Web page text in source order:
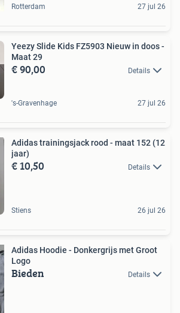
Rotterdam 27 jul 26
Yeezy Slide Kids FZ5903 Nieuw in doos -
Maat 29
€ 90,00 Details
's-Gravenhage 27 jul 26
Adidas trainingsjack rood - maat 152 (12
jaar)
€ 10,50 Details
Stiens 26 jul 26
Adidas Hoodie - Donkergrijs met Groot
Logo
Bieden Details